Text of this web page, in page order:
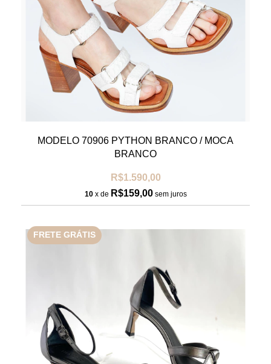
MODELO 70906 PYTHON BRANCO / MOCA
BRANCO
R$1.590,00
10 x de R$159,00 sem juros
FRETE GRÁTIS